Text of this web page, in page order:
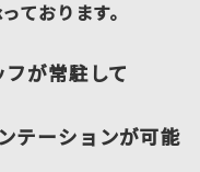
ております。
が常駐して
テーションが可能